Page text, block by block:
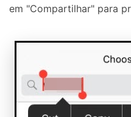
em "Compartilhar" para